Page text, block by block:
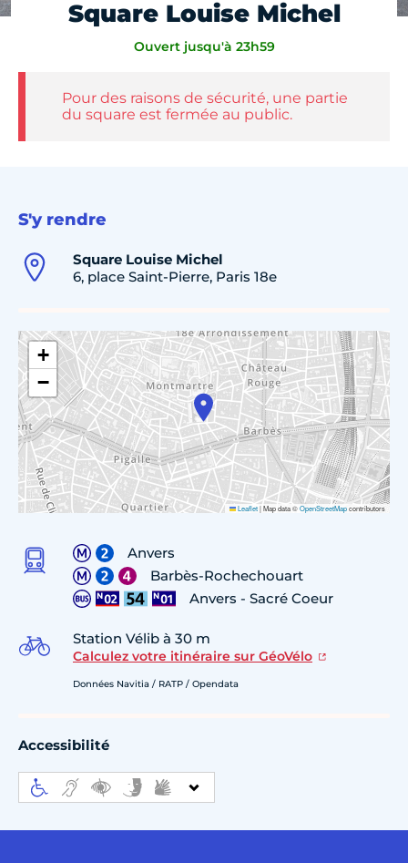
Square Louise Michel
Ouvert jusqu'à 23h59
Pour des raisons de sécurité, une partie
du square est fermée au public.
S'y rendre
Square Louise Michel
6, place Saint-Pierre, Paris 18e
+
−
Leaflet|Map data ©OpenStreetMapcontributors
Anvers
Barbès-Rochechouart
Anvers - Sacré Coeur
Station Vélib à 30 m
Calculez votre itinéraire sur GéoVélo
Données Navitia / RATP / Opendata
Accessibilité